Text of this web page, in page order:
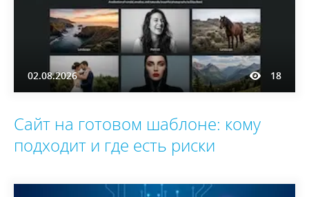
02.08.2026 18
Сайт на готовом шаблоне: кому
подходит и где есть риски